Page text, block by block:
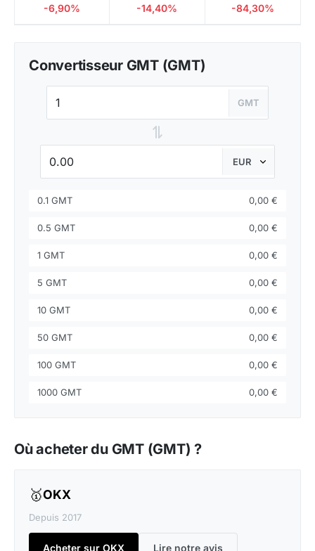
-6,90% -14,40% -84,30%
Convertisseur GMT (GMT)
GMT
⇌
0.1 GMT 0,00 €
0.5 GMT 0,00 €
1 GMT 0,00 €
5 GMT 0,00 €
10 GMT 0,00 €
50 GMT 0,00 €
100 GMT 0,00 €
1000 GMT 0,00 €
Où acheter du GMT (GMT) ?
🥇OKX
Depuis 2017
Acheter sur OKX Lire notre avis